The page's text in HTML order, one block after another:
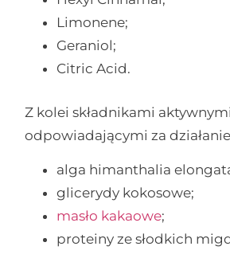
Limonene;
Geraniol;
Citric Acid.
Z kolei składnikami
odpowiadającymi za
alga himanthalia
glicerydy kokosowe;
masło kakaowe;
proteiny ze słodkich